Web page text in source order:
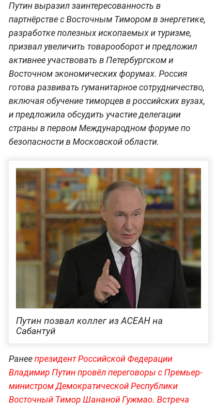
Путин выразил заинтересованность в
партнёрстве с Восточным Тимором в энергетике,
разработке полезных ископаемых и туризме,
призвал увеличить товарооборот и предложил
активнее участвовать в Петербургском и
Восточном экономических форумах. Россия
готова развивать гуманитарное сотрудничество,
включая обучение тиморцев в российских вузах,
и предложила обсудить участие делегации
страны в первом Международном форуме по
безопасности в Московской области.
Путин позвал коллег из АСЕАН на
Сабантуй
Ранеепрезидент Российской Федерации
Владимир Путин провёл переговоры с Премьер-
министром Демократической Республики
Восточный Тимор Шананой Гужмао. Встреча